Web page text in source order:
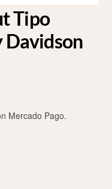
Tipo
Davidson
Mercado Pago.